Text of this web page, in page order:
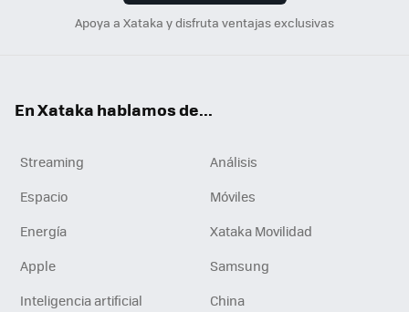
Apoya a Xataka y disfruta ventajas exclusivas
En Xataka hablamos de...
Streaming
Análisis
Espacio
Móviles
Energía
Xataka Movilidad
Apple
Samsung
Inteligencia artificial
China